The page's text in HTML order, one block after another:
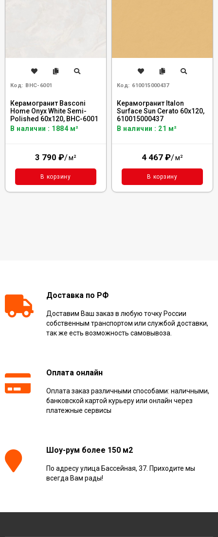
Код: BHC-6001
Керамогранит Basconi
Home Onyx White Semi-
Polished 60x120, BHC-6001
В наличии : 1884 м²
3 790 ₽/м²
В корзину
Код: 610015000437
Керамогранит Italon
Surface Sun Cerato 60x120,
610015000437
В наличии : 21 м²
4 467 ₽/м²
В корзину
Доставка по РФ
Доставим Ваш заказ в любую точку России
собственным транспортом или службой доставки,
так же есть возможность самовывоза.
Оплата онлайн
Оплата заказ различными способами: наличными,
банковской картой курьеру или онлайн через
платежные сервисы
Шоу-рум более 150 м2
По адресу улица Бассейная, 37. Приходите мы
всегда Вам рады!